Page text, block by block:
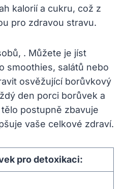
kalorií a cukru, což z
‍pro zdravou ​stravu.
⁢. Můžete je⁤ jíst
smoothies, ​salátů nebo
osvěžující borůvkový
den porci‍ borůvek a
postupně⁣ zbavuje⁢
vaše celkové⁢ zdraví.
pro⁣ detoxikaci: